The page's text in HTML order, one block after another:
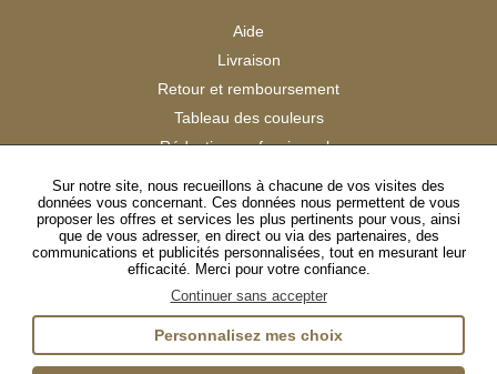
Aide
Livraison
Retour et remboursement
Tableau des couleurs
Réduction professionnels
Satisfaction Clients
SUIVEZ-NOUS
InstagramTikTokFacebookYouTubeLinkedIn
Sur notre site, nous recueillons à chacune de vos visites des
données vous concernant. Ces données nous permettent de vous
proposer les offres et services les plus pertinents pour vous, ainsi
que de vous adresser, en direct ou via des partenaires, des
communications et publicités personnalisées, tout en mesurant leur
efficacité. Merci pour votre confiance.
Continuer sans accepter
Personnalisez mes choix